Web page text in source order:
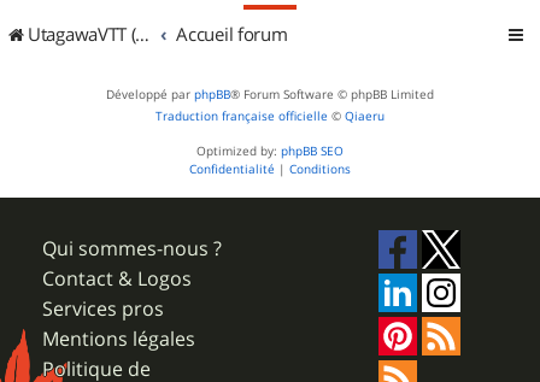
UtagawaVTT (Randos VTT et VTTAE avec traces GPS) Accueil forum
Développé par phpBB® Forum Software © phpBB Limited
Traduction française officielle © Qiaeru
Optimized by: phpBB SEO
Confidentialité | Conditions
Qui sommes-nous ?
Contact & Logos
Services pros
Mentions légales
Politique de